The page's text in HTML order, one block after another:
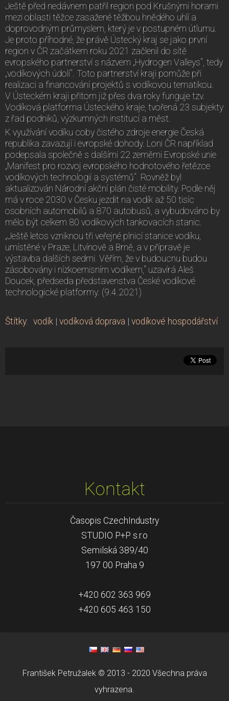
Ještě před nedávnem patřil region pod Krušnými horami
mezi oblasti těžce zasažené těžbou hnědého uhlí a
doprovodným průmyslem, který je v postupném útlumu.
Je proto příhodné, že právě Ústecký kraj se jako první
region v ČR začátkem roku 2021 začlenil do sítě
evropského partnerství s názvem „Hydrogen Valleys“, tedy
„vodíkových údolí“. Toto partnerství kraji pomůže při
realizaci a financování projektů s vodíkovou tematikou.
V Ústeckém kraji přitom již přes dva roky funguje tzv.
Vodíková platforma Ústeckého kraje, tvořená 23 subjekty
z řad podniků, výzkumných institucí a měst.
K využívání vodíku coby čistého zdroje energie Česká
republika zavazují i evropské dohody. Loni ČR například
podepsala společně s dalšími 22 zeměmi Evropské unie
„Manifest pro rozvoj evropského hodnotového řetězce
vodíkových technologií a systémů“. Rovněž byl
aktualizován Národní akční plán čisté mobility. Podle něj
má v roce 2030 v Česku jezdit na vodík až 50 tisíc
osobních automobilů a 870 autobusů, a vybudováno by
mělo být celkem 80 vodíkových tankovacích stanic.
„Ještě letos vzniknou tři veřejné plnicí stanice vodíku,
umístěné v Praze, Litvínově a Brně, a v přípravě je
výstavba dalších sedmi. Věřím, že v budoucnu budou
zásobovány i nízkoemisním vodíkem,“ uzavírá Aleš
Doucek, předseda představenstva České vodíkové
technologické platformy. (9.4.2021)
Štítky: vodík | vodíková doprava | vodíkové hospodářství
Kontakt
Časopis CzechIndustry
STUDIO P+P s.r.o
Semilská 389/40
197 00 Praha 9
+420 602 363 969
+420 605 463 150
František Petružalek © 2013 - 2020 Všechna práva
vyhrazena.